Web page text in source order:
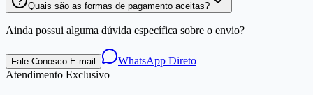
Quais são as formas de pagamento aceitas?
Ainda possui alguma dúvida específica sobre o envio?
Fale Conosco E-mail
WhatsApp Direto
Atendimento Exclusivo